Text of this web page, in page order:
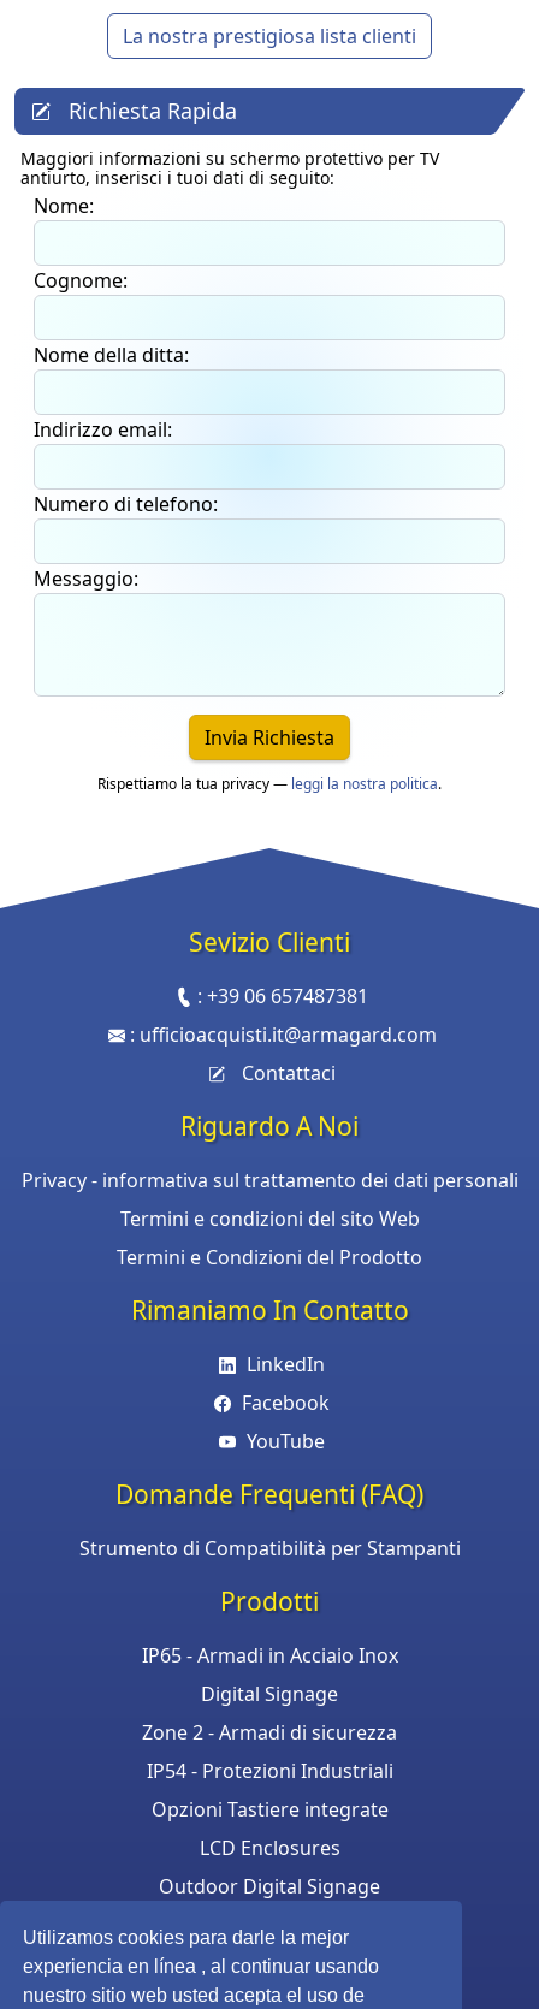
Utilizamos cookies para darle la mejor
experiencia en línea , al continuar usando
nuestro sitio web usted acepta el uso de
La nostra prestigiosa lista clienti
Richiesta Rapida
Maggiori informazioni su schermo protettivo per TV
antiurto, inserisci i tuoi dati di seguito:
Nome:
Cognome:
Nome della ditta:
Indirizzo email:
Numero di telefono:
Messaggio:
Invia Richiesta
Rispettiamo la tua privacy — leggi la nostra politica.
Sevizio Clienti
:+39 06 657487381
: ufficioacquisti.it@armagard.com
Contattaci
Riguardo A Noi
Privacy - informativa sul trattamento dei dati personali
Termini e condizioni del sito Web
Termini e Condizioni del Prodotto
Rimaniamo In Contatto
LinkedIn
Facebook
YouTube
Domande Frequenti (FAQ)
Strumento di Compatibilità per Stampanti
Prodotti
IP65 - Armadi in Acciaio Inox
Digital Signage
Zone 2 - Armadi di sicurezza
IP54 - Protezioni Industriali
Opzioni Tastiere integrate
LCD Enclosures
Outdoor Digital Signage
Armadi per stampanti
Touchscreen enclosure